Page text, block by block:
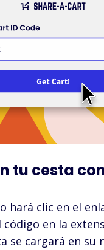
tu cesta
hará clic en el
en la
se cargará en su